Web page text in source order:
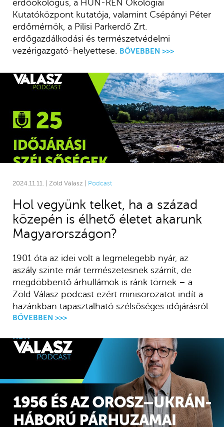
erdőökológus, a HUN-REN Ökológiai
Kutatóközpont kutatója, valamint Csépányi Péter
erdőmérnök, a Pilisi Parkerdő Zrt.
erdőgazdálkodási és természetvédelmi
vezérigazgató-helyettese. BŐVEBBEN >>>
2024.11.11. | Zöld Válasz | Podcast
Hol vegyünk telket, ha a század
közepén is élhető életet akarunk
Magyarországon?
1901 óta az idei volt a legmelegebb nyár, az
aszály szinte már természetesnek számít, de
megdöbbentő árhullámok is ránk törnek – a
Zöld Válasz podcast ezért minisorozatot indít a
hazánkban tapasztalható szélsőséges időjárásról.
BŐVEBBEN >>>